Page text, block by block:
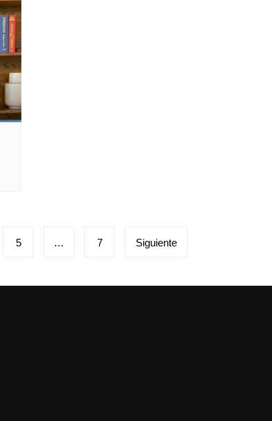
5 … 7 Siguiente